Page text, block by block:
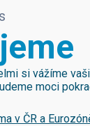
si vážíme
moci
v ČR a